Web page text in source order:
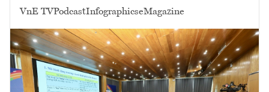
VnE TVPodcastInfographicseMagazine